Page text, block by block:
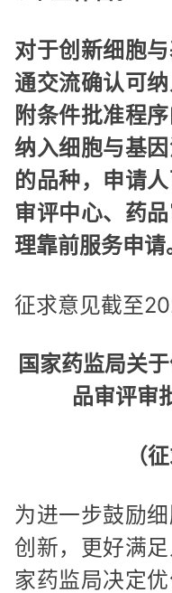
对于创新细胞
通交流确认可
附条件批准程
纳入细胞与基
的品种，申请
审评中心、药
理靠前服务申请
征求意见截至
国家药监局关
品审评审
（
为进一步鼓励
创新，更好满
家药监局决定